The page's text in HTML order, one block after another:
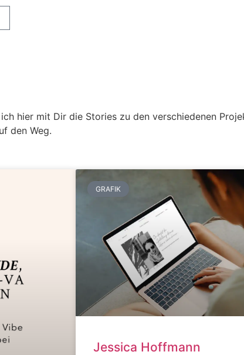
hier mit Dir die Stories zu den verschiedenen
den Weg.
GRAFIK
Jessica Hoffmann